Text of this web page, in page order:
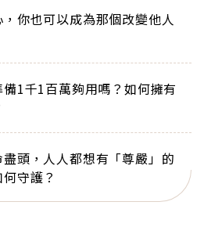
你也可以成為那個改變他人
1千1百萬夠用嗎？如何擁有
頭，人人都想有「尊嚴」的
守護？